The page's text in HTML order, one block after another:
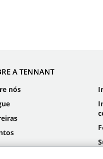
A TENNANT
nós